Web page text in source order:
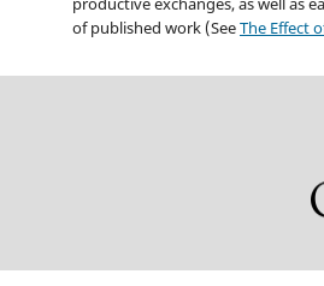
of published work (SeeThe Effect